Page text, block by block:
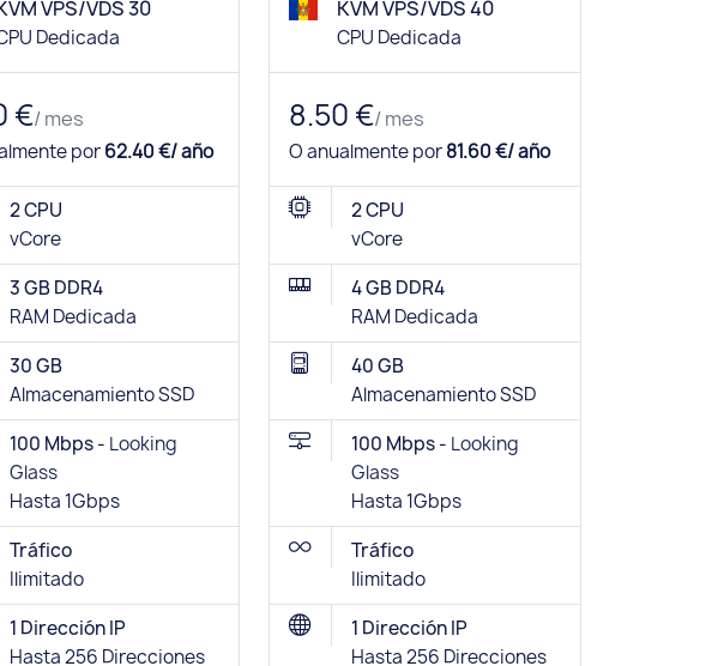
VPS/VDS 30
Dedicada
€/ mes
por62.40 €/ año
2 CPU
vCore
3 GB DDR4
RAM Dedicada
30 GB
Almacenamiento SSD
100 Mbps - Looking
Glass
Hasta 1Gbps
Tráfico
Ilimitado
1 Dirección IP
Hasta 256 Direcciones
KVM VPS/VDS 40
CPU Dedicada
8.50 €/ mes
O anualmente por81.60 €/ año
2 CPU
vCore
4 GB DDR4
RAM Dedicada
40 GB
Almacenamiento SSD
100 Mbps - Looking
Glass
Hasta 1Gbps
Tráfico
Ilimitado
1 Dirección IP
Hasta 256 Direcciones